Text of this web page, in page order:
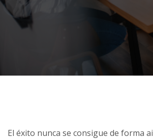
El éxito nunca se consigue de forma